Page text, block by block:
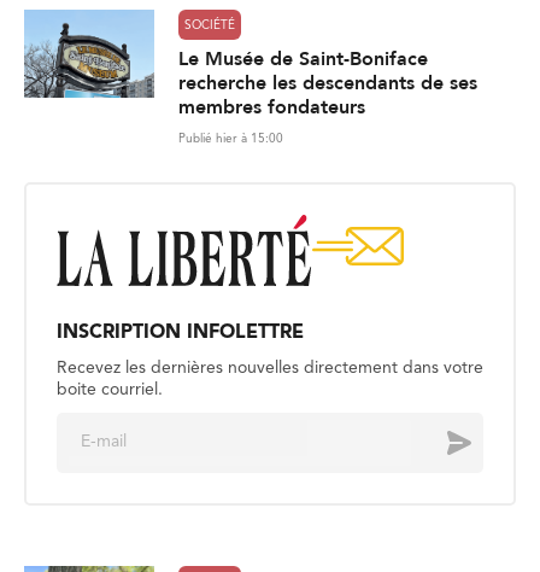
SOCIÉTÉ
Le Musée de Saint-Boniface
recherche les descendants de ses
membres fondateurs
Publié hier à 15:00
INSCRIPTION INFOLETTRE
Recevez les dernières nouvelles directement dans votre
boite courriel.
Envoyer